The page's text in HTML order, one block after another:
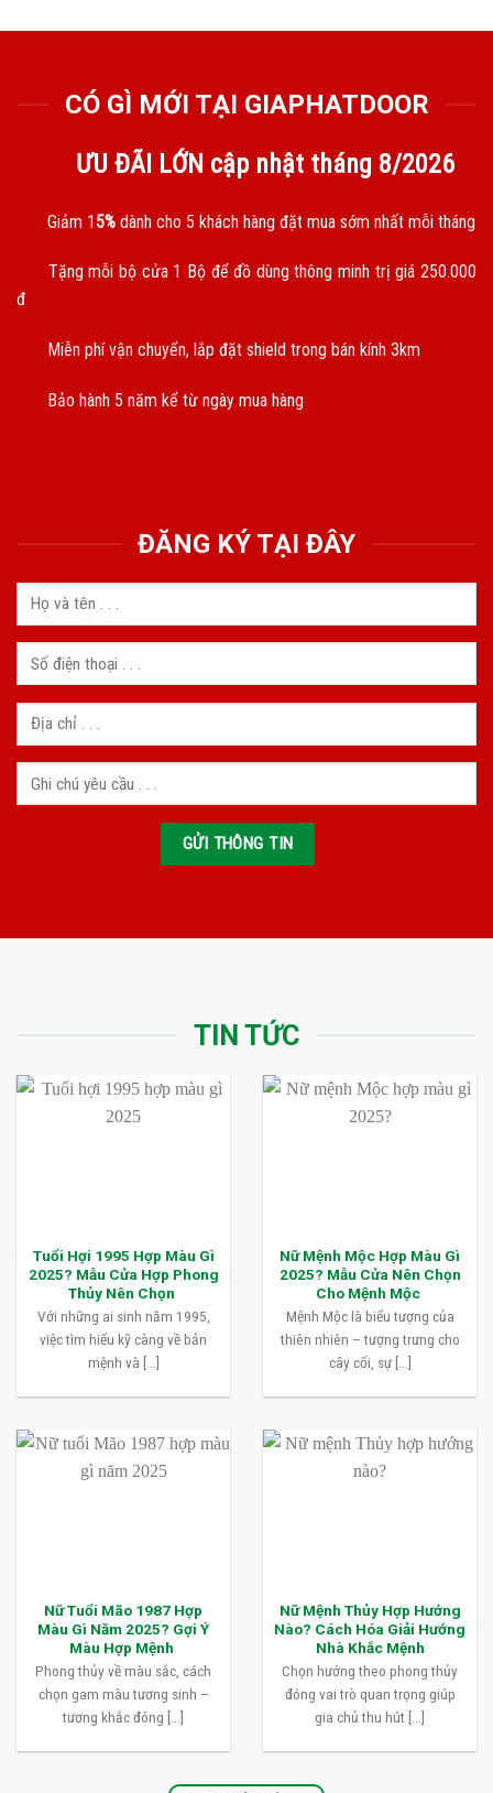
CÓ GÌ MỚI TẠI GIAPHATDOOR
ƯU ĐÃI LỚN cập nhật tháng 8/2026
Giảm 15% dành cho 5 khách hàng đặt mua sớm nhất mỗi tháng
Tặng mỗi bộ cửa 1 Bộ để đồ dùng thông minh trị giá 250.000
đ
Miễn phí vận chuyển, lắp đặt shield trong bán kính 3km
Bảo hành 5 năm kể từ ngày mua hàng
ĐĂNG KÝ TẠI ĐÂY
TIN TỨC
Tuổi Hợi 1995 Hợp Màu Gì
2025? Mẫu Cửa Hợp Phong
Thủy Nên Chọn
Với những ai sinh năm 1995,
việc tìm hiểu kỹ càng về bản
mệnh và [...]
Nữ Mệnh Mộc Hợp Màu Gì
2025? Mẫu Cửa Nên Chọn
Cho Mệnh Mộc
Mệnh Mộc là biểu tượng của
thiên nhiên – tượng trưng cho
cây cối, sự [...]
Nữ Tuổi Mão 1987 Hợp
Màu Gì Năm 2025? Gợi Ý
Màu Hợp Mệnh
Phong thủy về màu sắc, cách
chọn gam màu tương sinh –
tương khắc đóng [...]
Nữ Mệnh Thủy Hợp Hướng
Nào? Cách Hóa Giải Hướng
Nhà Khắc Mệnh
Chọn hướng theo phong thủy
đóng vai trò quan trọng giúp
gia chủ thu hút [...]